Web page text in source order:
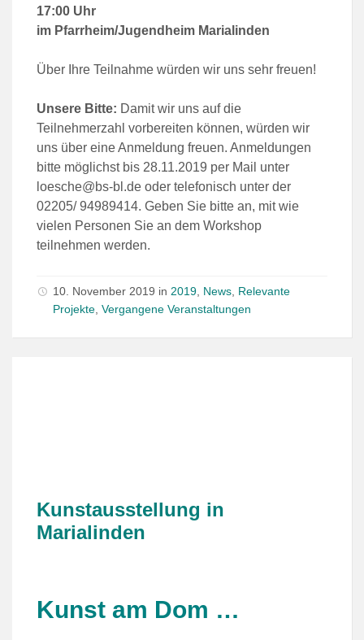
17:00 Uhr
im Pfarrheim/Jugendheim Marialinden
Über Ihre Teilnahme würden wir uns sehr freuen!
Unsere Bitte: Damit wir uns auf die
Teilnehmerzahl vorbereiten können, würden wir
uns über eine Anmeldung freuen. Anmeldungen
bitte möglichst bis 28.11.2019 per Mail unter
loesche@bs-bl.de oder telefonisch unter der
02205/ 94989414. Geben Sie bitte an, mit wie
vielen Personen Sie an dem Workshop
teilnehmen werden.
10. November 2019 in 2019, News, Relevante
Projekte, Vergangene Veranstaltungen
Kunstausstellung in
Marialinden
Kunst am Dom …